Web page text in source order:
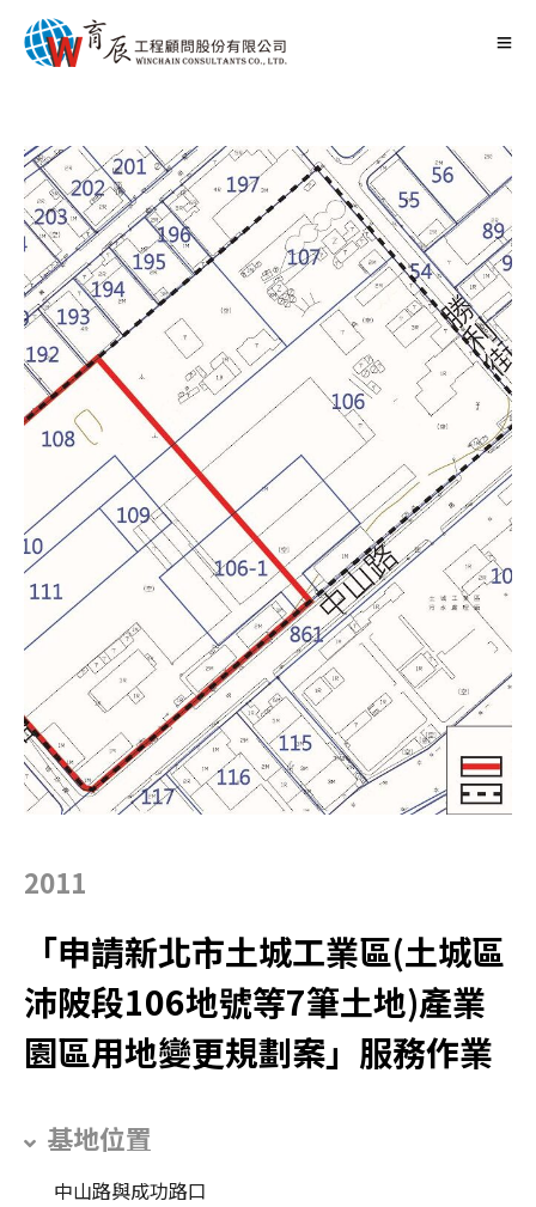
2011
「申請新北市土城工業區(土城區
沛陂段106地號等7筆土地)產業
園區用地變更規劃案」服務作業
基地位置
中山路與成功路口